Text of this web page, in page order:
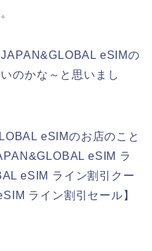
eSIMの
のかな～と思いまし
eSIMのお店のこと
eSIM ラ
eSIM ライン割引クー
ライン割引セール】